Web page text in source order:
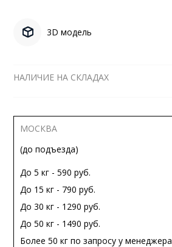
3D модель
НАЛИЧИЕ НА СКЛАДАХ
МОСКВА
(до подъезда)
До 5 кг - 590 руб.
До 15 кг - 790 руб.
До 30 кг - 1290 руб.
До 50 кг - 1490 руб.
Более 50 кг по запросу у менеджера